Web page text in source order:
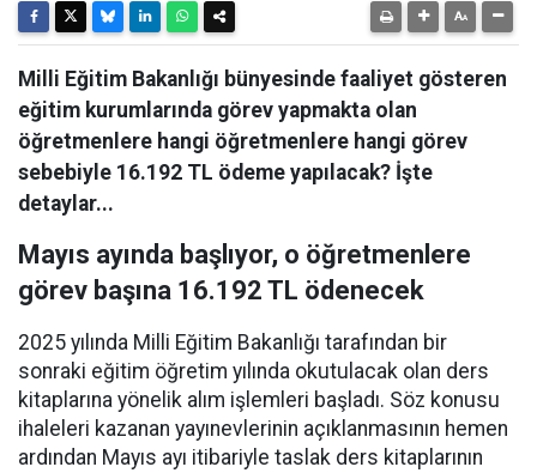
Milli Eğitim Bakanlığı bünyesinde faaliyet gösteren
eğitim kurumlarında görev yapmakta olan
öğretmenlere hangi öğretmenlere hangi görev
sebebiyle 16.192 TL ödeme yapılacak? İşte
detaylar...
Mayıs ayında başlıyor, o öğretmenlere
görev başına 16.192 TL ödenecek
2025 yılında Milli Eğitim Bakanlığı tarafından bir
sonraki eğitim öğretim yılında okutulacak olan ders
kitaplarına yönelik alım işlemleri başladı. Söz konusu
ihaleleri kazanan yayınevlerinin açıklanmasının hemen
ardından Mayıs ayı itibariyle taslak ders kitaplarının